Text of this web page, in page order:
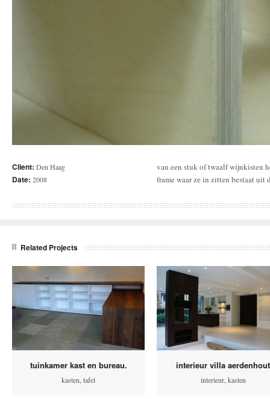
Client: Den Haag
Date: 2008
van een stuk of twaalf wijnkisten
frame waar ze in zitten bestaat
planken in elkaar is geschoven. er
Related Projects
tuinkamer kast en bureau.
kasten tafel
interieur villa aerdenhout
interieur, kasten